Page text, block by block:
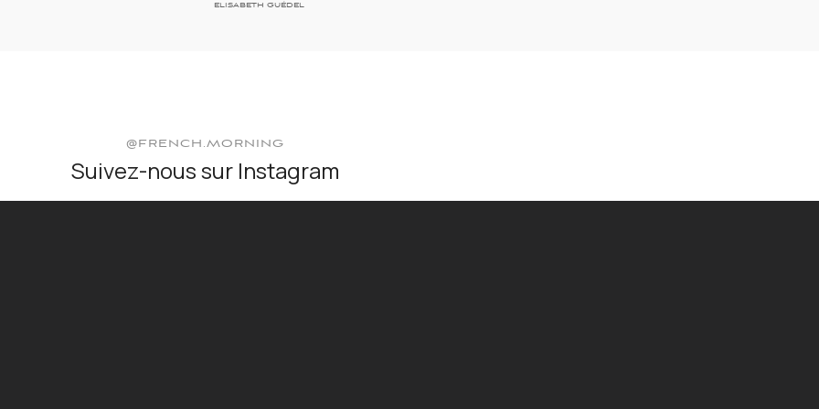
ELISABETH GUÉDEL
@FRENCH.MORNING
Suivez-nous sur Instagram